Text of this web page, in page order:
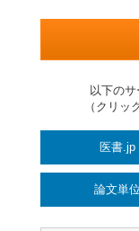
以下の
（クリッ
医書.jp
論文単位